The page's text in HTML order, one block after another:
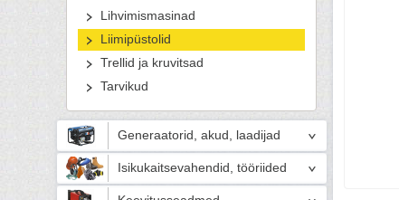
Lihvimismasinad
Liimipüstolid
Trellid ja kruvitsad
Tarvikud
Generaatorid, akud, laadijad
Isikukaitsevahendid, tööriided